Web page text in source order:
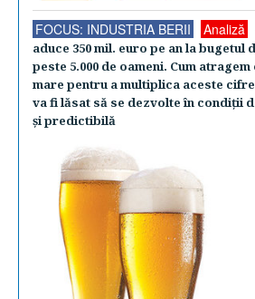
FOCUS: INDUSTRIA BERII Analiză
aduce 350 mil. euro pe an la bugetul
peste 5.000 de oameni. Cum
mare pentru a multiplica aceste
va fi lăsat să se dezvolte în condiţii
şi predictibilă